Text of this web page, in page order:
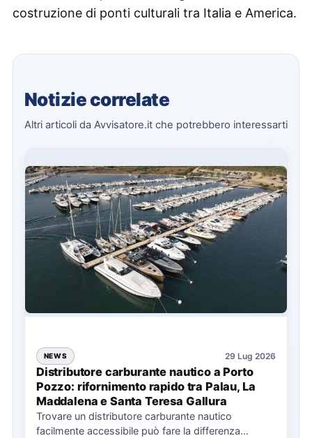
costruzione di ponti culturali tra Italia e America.
Notizie correlate
Altri articoli da Avvisatore.it che potrebbero interessarti
NEWS 29 Lug 2026
Distributore carburante nautico a Porto
Pozzo: rifornimento rapido tra Palau, La
Maddalena e Santa Teresa Gallura
Trovare un distributore carburante nautico
facilmente accessibile può fare la differenza